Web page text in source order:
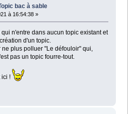
bac à sable
à 16:54:38 »
n'entre dans aucun topic existant et
d'un topic.
ne plus polluer "Le défouloir" qui,
pas un topic fourre-tout.
ici !